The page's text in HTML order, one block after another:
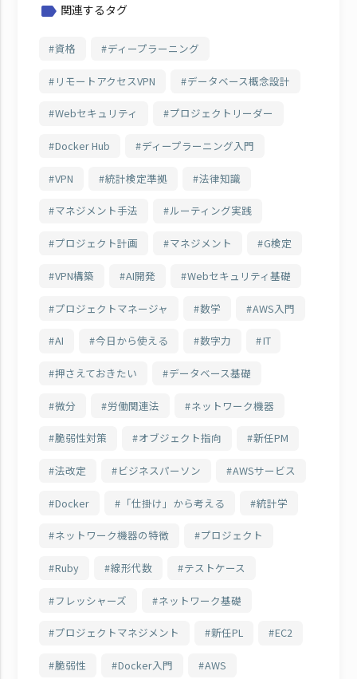
label 関連するタグ
資格 ディープラーニング
リモートアクセスVPN データベース概念設計
Webセキュリティ プロジェクトリーダー
Docker Hub ディープラーニング入門
VPN 統計検定準拠 法律知識
マネジメント手法 ルーティング実践
プロジェクト計画 マネジメント G検定
VPN構築 AI開発 Webセキュリティ基礎
プロジェクトマネージャ 数学 AWS入門
AI 今日から使える 数字力 IT
押さえておきたい データベース基礎
微分 労働関連法 ネットワーク機器
脆弱性対策 オブジェクト指向 新任PM
法改定 ビジネスパーソン AWSサービス
Docker 「仕掛け」から考える 統計学
ネットワーク機器の特徴 プロジェクト
Ruby 線形代数 テストケース
フレッシャーズ ネットワーク基礎
プロジェクトマネジメント 新任PL EC2
脆弱性 Docker入門 AWS